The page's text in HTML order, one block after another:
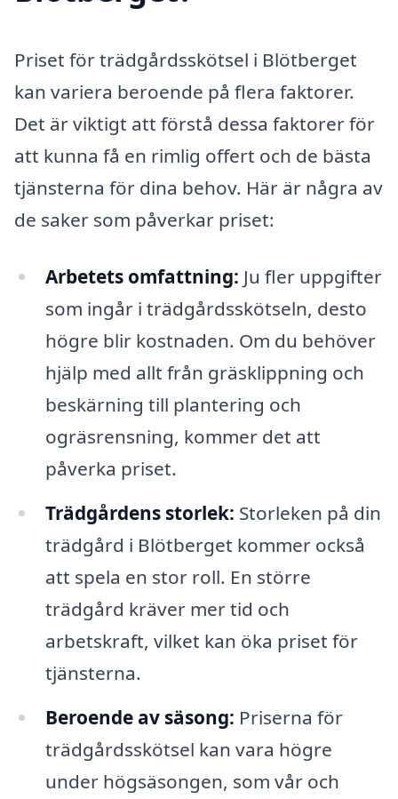
Priset för trädgårdsskötsel i Blötberget
kan variera beroende på flera faktorer.
Det är viktigt att förstå dessa faktorer för
att kunna få en rimlig offert och de bästa
tjänsterna för dina behov. Här är några av
de saker som påverkar priset:
Arbetets omfattning: Ju fler uppgifter
som ingår i trädgårdsskötseln, desto
högre blir kostnaden. Om du behöver
hjälp med allt från gräsklippning och
beskärning till plantering och
ogräsrensning, kommer det att
påverka priset.
Trädgårdens storlek: Storleken på din
trädgård i Blötberget kommer också
att spela en stor roll. En större
trädgård kräver mer tid och
arbetskraft, vilket kan öka priset för
tjänsterna.
Beroende av säsong: Priserna för
trädgårdsskötsel kan vara högre
under högsäsongen, som vår och